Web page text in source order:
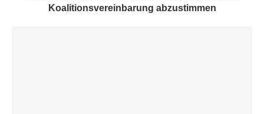
Koalitionsvereinbarung abzustimmen